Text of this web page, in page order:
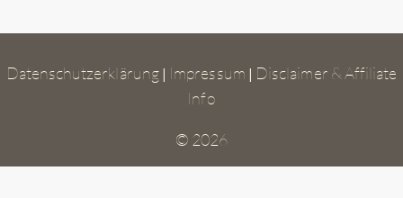
Datenschutzerklärung | Impressum | Disclaimer & Affiliate
Info
© 2026